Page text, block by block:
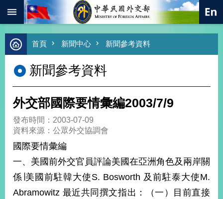
跳到主要內容區塊
進
階
尋
熱
合
外
值
首頁 新聞中心 新聞參考資料
新聞參考資料
外交部國際要情彙編2003/7/9
發布時間：2003-07-09
資料來源：公眾外交協調會
國際要情彙編
一、美國前外交官員評論美國在亞洲角色及兩岸關
係∣美國前駐韓大使S. Bosworth 及前駐泰大使M.
Abramowitz 最近共同撰文指出：（一）目前直接